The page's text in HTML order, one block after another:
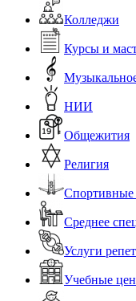
Колледжи
Курсы и
НИИ
Общежития
Религия
Среднее
Услуги
Учебные